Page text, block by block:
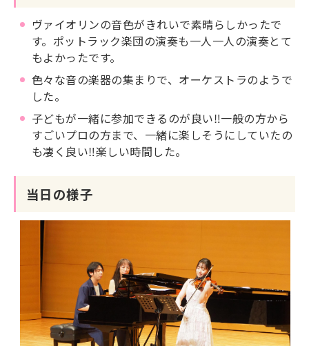
ヴァイオリンの音色がきれいで素晴らしかったで
す。ポットラック楽団の演奏も一人一人の演奏とて
もよかったです。
色々な音の楽器の集まりで、オーケストラのようで
した。
子どもが一緒に参加できるのが良い‼一般の方から
すごいプロの方まで、一緒に楽しそうにしていたの
も凄く良い‼楽しい時間した。
当日の様子